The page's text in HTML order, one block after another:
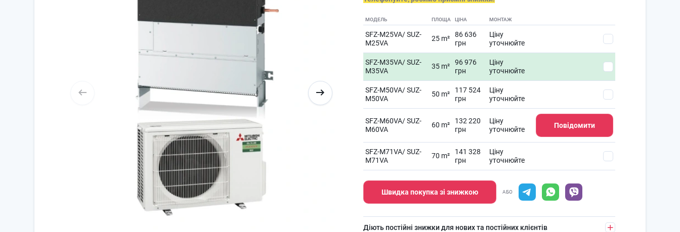
МОДЕЛЬ ПЛОЩА ЦІНА МОНТАЖ
SFZ-M25VA/ SUZ-
M25VA
25 m²
86 636
грн
Ціну
уточнюйте
SFZ-M35VA/ SUZ-
M35VA
35 m²
96 976
грн
Ціну
уточнюйте
SFZ-M50VA/ SUZ-
M50VA
50 m²
117 524
грн
Ціну
уточнюйте
SFZ-M60VA/ SUZ-
M60VA
60 m²
132 220
грн
Ціну
уточнюйте
Повідомити
SFZ-M71VA/ SUZ-
M71VA
70 m²
141 328
грн
Ціну
уточнюйте
Швидка покупка зі знижкою АБО
Діють постійні знижки для нових та постійних клієнтів